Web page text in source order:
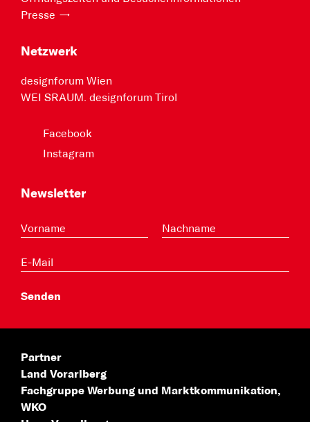
Presse
Netzwerk
designforum Wien
WEI SRAUM. designforum Tirol
Facebook
Instagram
Newsletter
Partner
Land Vorarlberg
Fachgruppe Werbung und Marktkommunikation,
WKO